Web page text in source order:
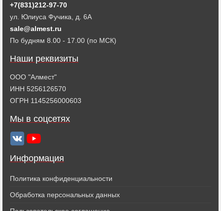
Информация
Политика конфиденциальности
Обработка персональных данных
+7(831)212-97-70
ул. Юлиуса Фучика, д. 6А
sale@almest.ru
По будням 8.00 - 17.00 (по МСК)
Наши реквизиты
ООО "Алмест"
ИНН 5256126570
ОГРН 1145256000603
Мы в соцсетях